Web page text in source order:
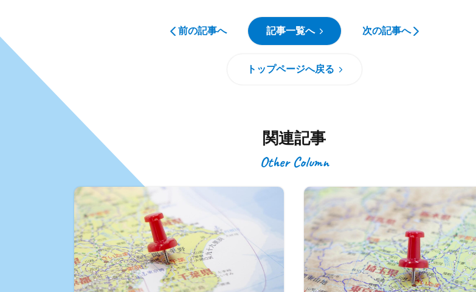
前の記事へ 記事一覧へ 次の記事へ
トップページへ戻る
関連記事
Other Column